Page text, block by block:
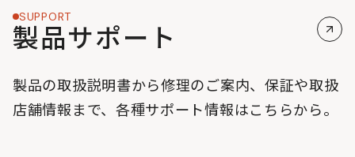
SUPPORT
製品サポート
製品の取扱説明書から修理のご案内、保証や取扱
店舗情報まで、各種サポート情報はこちらから。